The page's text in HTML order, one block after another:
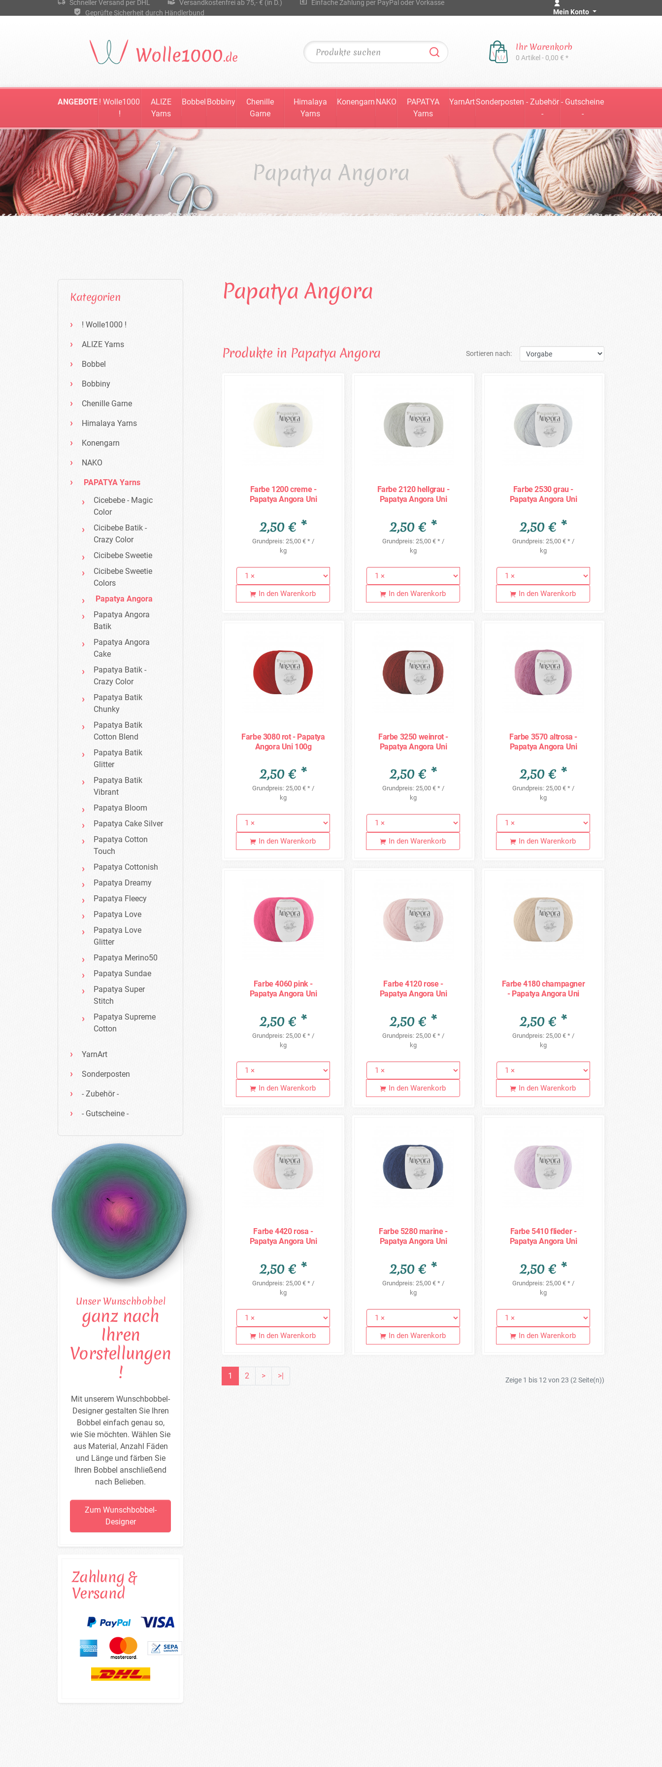
Schneller Versand per DHL Versandkostenfrei ab 75,- € (in D.)
Einfache Zahlung per PayPal oder Vorkasse
Geprüfte Sicherheit durch Händlerbund
Mein Konto
Ihr Warenkorb
0 Artikel - 0,00 € *
ANGEBOTE ! Wolle1000
!
ALIZE
Yarns
Bobbel Bobbiny
Chenille
Garne
Himalaya
Yarns
Konengarn NAKO
PAPATYA
Yarns
YarnArtSonderposten - Zubehör
-
- Gutscheine
-
Papatya Angora
Papatya Angora
Produkte in Papatya Angora Sortieren nach:
Farbe 1200 creme -
Papatya Angora Uni
2,50 € *
Grundpreis: 25,00 € * /
kg
In den Warenkorb
Farbe 2120 hellgrau -
Papatya Angora Uni
2,50 € *
Grundpreis: 25,00 € * /
kg
In den Warenkorb
Farbe 2530 grau -
Papatya Angora Uni
2,50 € *
Grundpreis: 25,00 € * /
kg
In den Warenkorb
Farbe 3080 rot - Papatya
Angora Uni 100g
2,50 € *
Grundpreis: 25,00 € * /
kg
In den Warenkorb
Farbe 3250 weinrot -
Papatya Angora Uni
2,50 € *
Grundpreis: 25,00 € * /
kg
In den Warenkorb
Farbe 3570 altrosa -
Papatya Angora Uni
2,50 € *
Grundpreis: 25,00 € * /
kg
In den Warenkorb
Farbe 4060 pink -
Papatya Angora Uni
2,50 € *
Grundpreis: 25,00 € * /
kg
In den Warenkorb
Farbe 4120 rose -
Papatya Angora Uni
2,50 € *
Grundpreis: 25,00 € * /
kg
In den Warenkorb
Farbe 4180 champagner
- Papatya Angora Uni
2,50 € *
Grundpreis: 25,00 € * /
kg
In den Warenkorb
Farbe 4420 rosa -
Papatya Angora Uni
2,50 € *
Grundpreis: 25,00 € * /
kg
In den Warenkorb
Farbe 5280 marine -
Papatya Angora Uni
2,50 € *
Grundpreis: 25,00 € * /
kg
In den Warenkorb
Farbe 5410 flieder -
Papatya Angora Uni
2,50 € *
Grundpreis: 25,00 € * /
kg
In den Warenkorb
1 2 > >| Zeige 1 bis 12 von 23 (2 Seite(n))
Kategorien
! Wolle1000 !
ALIZE Yarns
Bobbel
Bobbiny
Chenille Garne
Himalaya Yarns
Konengarn
NAKO
PAPATYA Yarns
Cicebebe - Magic
Color
Cicibebe Batik -
Crazy Color
Cicibebe Sweetie
Cicibebe Sweetie
Colors
Papatya Angora
Papatya Angora
Batik
Papatya Angora
Cake
Papatya Batik -
Crazy Color
Papatya Batik
Chunky
Papatya Batik
Cotton Blend
Papatya Batik
Glitter
Papatya Batik
Vibrant
Papatya Bloom
Papatya Cake Silver
Papatya Cotton
Touch
Papatya Cottonish
Papatya Dreamy
Papatya Fleecy
Papatya Love
Papatya Love
Glitter
Papatya Merino50
Papatya Sundae
Papatya Super
Stitch
Papatya Supreme
Cotton
YarnArt
Sonderposten
- Zubehör -
- Gutscheine -
Unser Wunschbobbel
ganz nach
Ihren
Vorstellungen
!
Mit unserem Wunschbobbel-
Designer gestalten Sie Ihren
Bobbel einfach genau so,
wie Sie möchten. Wählen Sie
aus Material, Anzahl Fäden
und Länge und färben Sie
Ihren Bobbel anschließend
nach Belieben.
Zum Wunschbobbel-
Designer
Zahlung &
Versand